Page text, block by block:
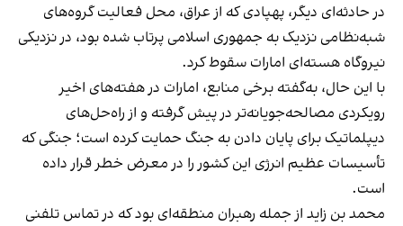
در حادثه‌ای دیگر، پهپادی که از عراق، محل فعالیت گروه‌های
شبه‌نظامی نزدیک به جمهوری اسلامی پرتاب شده بود، در نزدیکی
نیروگاه هسته‌ای امارات سقوط کرد.
با این حال، به‌گفته برخی منابع، امارات در هفته‌های اخیر
رویکردی مصالحه‌جویانه‌تر در پیش گرفته و از راه‌حل‌های
دیپلماتیک برای پایان دادن به جنگ حمایت کرده است؛ جنگی که
تأسیسات عظیم انرژی این کشور را در معرض خطر قرار داده
است.
محمد بن زاید از جمله رهبران منطقه‌ای بود که در تماس تلفنی